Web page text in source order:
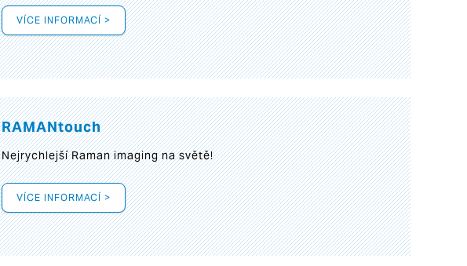
VÍCE INFORMACÍ >
RAMANtouch
Nejrychlejší Raman imaging na světě!
VÍCE INFORMACÍ >